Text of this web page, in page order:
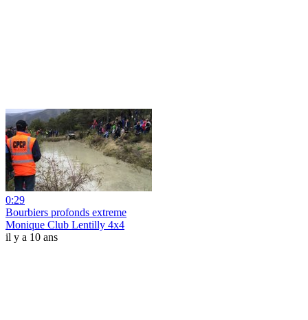
0:29
Bourbiers profonds extreme
Monique Club Lentilly 4x4
il y a 10 ans